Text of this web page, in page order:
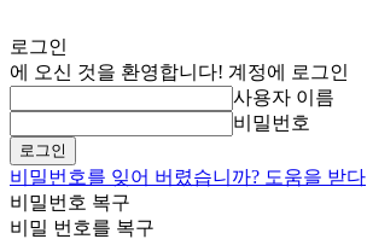
로그인
에 오신 것을 환영합니다! 계정에 로그인
사용자 이름
비밀번호
비밀번호를 잊어 버렸습니까? 도움을 받다
비밀번호 복구
비밀 번호를 복구